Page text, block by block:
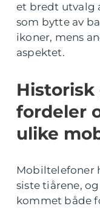
et bredt utvalg
som bytte av
ikoner, mens
aspektet.
fordeler
ulike
Mobiltelefoner
siste tiårene,
kommet både